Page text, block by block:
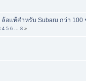
ล้อแท้สำหรับ Subaru กว่า 100
4 5 6 8 »